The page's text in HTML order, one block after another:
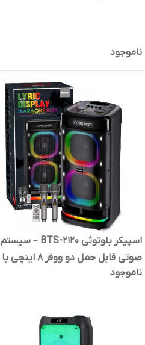
ناموجود
اسپیکر بلوتوثی BTS-2120 – سیستم
صوتی قابل حمل دو ووفر 8 اینچی با
بلوتوث، میکروفون بی سیم و
نورپردازی RGB | کد 2076
ناموجود